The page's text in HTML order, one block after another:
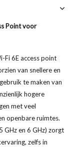
Point voor
Fi 6E access point
van snellere en
te maken van
hogere
met veel
openbare ruimtes.
GHz en 6 GHz) zorgt
zelfs in